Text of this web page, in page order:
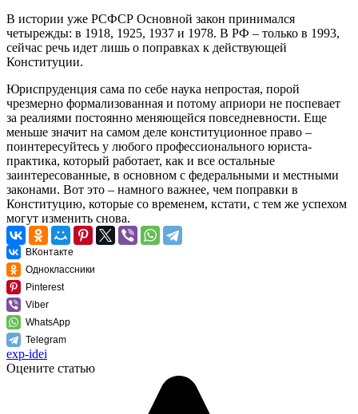
В истории уже РСФСР Основной закон принимался
четырежды: в 1918, 1925, 1937 и 1978. В РФ – только в 1993,
сейчас речь идет лишь о поправках к действующей
Конституции.
Юриспруденция сама по себе наука непростая, порой
чрезмерно формализованная и потому априори не поспевает
за реалиями постоянно меняющейся повседневности. Еще
меньше значит на самом деле конституционное право –
поинтересуйтесь у любого профессионального юриста-
практика, который работает, как и все остальные
заинтересованные, в основном с федеральными и местными
законами. Вот это – намного важнее, чем поправки в
Конституцию, которые со временем, кстати, с тем же успехом
могут изменить снова.
ВКонтакте
Одноклассники
Pinterest
Viber
WhatsApp
Telegram
exp-idei
Оцените статью